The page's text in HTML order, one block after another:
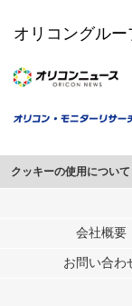
オリコングルー
クッキーの使用について
このサイトでは Cookie
行っています。
メディアや広告配信、
各パートナーは、この
ユーザーが各パートナ
会社概要
お問い合わ